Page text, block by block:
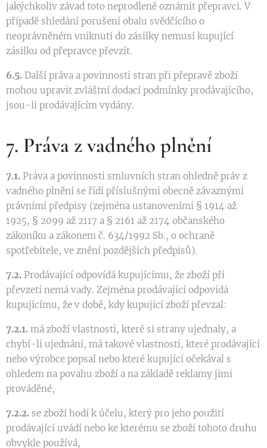
jakýchkoliv závad toto neprodleně oznámit přepravci. V
případě shledání porušení obalu svědčícího o
neoprávněném vniknutí do zásilky nemusí kupující
zásilku od přepravce převzít.
6.5. Další práva a povinnosti stran při přepravě zboží
mohou upravit zvláštní dodací podmínky prodávajícího,
jsou-li prodávajícím vydány.
7. Práva z vadného plnění
7.1. Práva a povinnosti smluvních stran ohledně práv z
vadného plnění se řídí příslušnými obecně závaznými
právními předpisy (zejména ustanoveními § 1914 až
1925, § 2099 až 2117 a § 2161 až 2174 občanského
zákoníku a zákonem č. 634/1992 Sb., o ochraně
spotřebitele, ve znění pozdějších předpisů).
7.2. Prodávající odpovídá kupujícímu, že zboží při
převzetí nemá vady. Zejména prodávající odpovídá
kupujícímu, že v době, kdy kupující zboží převzal:
7.2.1. má zboží vlastnosti, které si strany ujednaly, a
chybí-li ujednání, má takové vlastnosti, které prodávající
nebo výrobce popsal nebo které kupující očekával s
ohledem na povahu zboží a na základě reklamy jimi
prováděné,
7.2.2. se zboží hodí k účelu, který pro jeho použití
prodávající uvádí nebo ke kterému se zboží tohoto druhu
obvykle používá,